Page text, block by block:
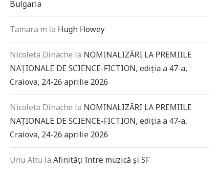
Bulgaria
Tamara m la Hugh Howey
Nicoleta Dinache la NOMINALIZĂRI LA PREMIILE
NAȚIONALE DE SCIENCE-FICTION, ediția a 47-a,
Craiova, 24-26 aprilie 2026
Nicoleta Dinache la NOMINALIZĂRI LA PREMIILE
NAȚIONALE DE SCIENCE-FICTION, ediția a 47-a,
Craiova, 24-26 aprilie 2026
Unu Altu la Afinități între muzică și SF